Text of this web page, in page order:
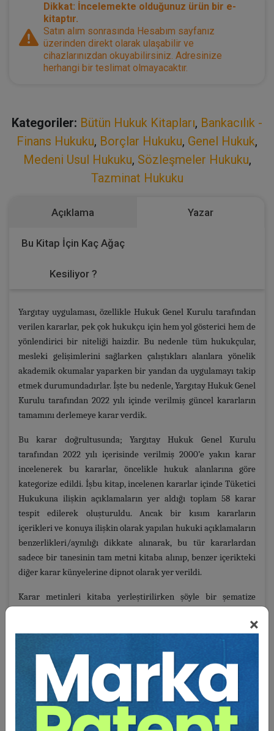
×
Dikkat: İncelemekte olduğunuz ürün bir e-
kitaptır.
Satın alım sonrasında Hesabım sayfanız
üzerinden direkt olarak ulaşabilir ve
cihazlarınızdan okuyabilirsiniz. Adresinize
herhangi bir teslimat olmayacaktır.
Kategoriler: Bütün Hukuk Kitapları, Bankacılık -
Finans Hukuku, Borçlar Hukuku, Genel Hukuk,
Medeni Usul Hukuku, Sözleşmeler Hukuku,
Tazminat Hukuku
Açıklama Yazar
Bu Kitap İçin Kaç Ağaç
Kesiliyor ?
Yargıtay uygulaması, özellikle Hukuk Genel Kurulu tarafından
verilen kararlar, pek çok hukukçu için hem yol gösterici hem de
yönlendirici bir niteliği haizdir. Bu nedenle tüm hukukçular,
mesleki gelişimlerini sağlarken çalıştıkları alanlara yönelik
akademik okumalar yaparken bir yandan da uygulamayı takip
etmek durumundadırlar. İşte bu nedenle, Yargıtay Hukuk Genel
Kurulu tarafından 2022 yılı içinde verilmiş güncel kararların
tamamını derlemeye karar verdik.
Bu karar doğrultusunda; Yargıtay Hukuk Genel Kurulu
tarafından 2022 yılı içerisinde verilmiş 2000’e yakın karar
incelenerek bu kararlar, öncelikle hukuk alanlarına göre
kategorize edildi. İşbu kitap, incelenen kararlar içinde Tüketici
Hukukuna ilişkin açıklamaların yer aldığı toplam 58 karar
tespit edilerek oluşturuldu. Ancak bir kısım kararların
içerikleri ve konuya ilişkin olarak yapılan hukuki açıklamaların
benzerlikleri/aynılığı dikkate alınarak, bu tür kararlardan
sadece bir tanesinin tam metni kitaba alınıp, benzer içerikteki
diğer karar künyelerine dipnot olarak yer verildi.
Karar metinleri kitaba yerleştirilirken şöyle bir şematize